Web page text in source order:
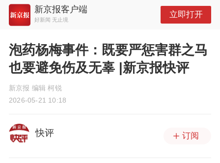
新京报客户端
好新闻 无止境
立即打开
泡药杨梅事件：既要严惩害群之马
也要避免伤及无辜 |新京报快评
新京报 编辑 柯锐
2026-05-21 10:18
快评 订阅